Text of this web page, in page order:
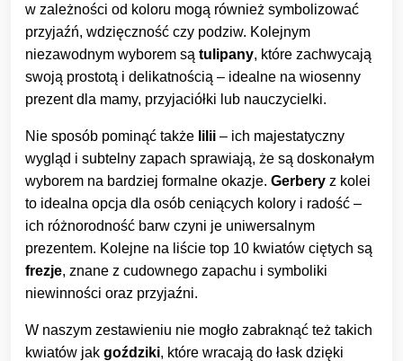
w zależności od koloru mogą również symbolizować
przyjaźń, wdzięczność czy podziw. Kolejnym
niezawodnym wyborem są tulipany, które zachwycają
swoją prostotą i delikatnością – idealne na wiosenny
prezent dla mamy, przyjaciółki lub nauczycielki.
Nie sposób pominąć także lilii – ich majestatyczny
wygląd i subtelny zapach sprawiają, że są doskonałym
wyborem na bardziej formalne okazje. Gerbery z kolei
to idealna opcja dla osób ceniących kolory i radość –
ich różnorodność barw czyni je uniwersalnym
prezentem. Kolejne na liście top 10 kwiatów ciętych są
frezje, znane z cudownego zapachu i symboliki
niewinności oraz przyjaźni.
W naszym zestawieniu nie mogło zabraknąć też takich
kwiatów jak goździki, które wracają do łask dzięki